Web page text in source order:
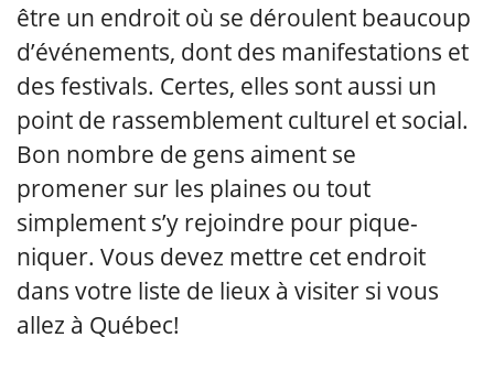
être un endroit où se déroulent beaucoup
d’événements, dont des manifestations et
des festivals. Certes, elles sont aussi un
point de rassemblement culturel et social.
Bon nombre de gens aiment se
promener sur les plaines ou tout
simplement s’y rejoindre pour pique-
niquer. Vous devez mettre cet endroit
dans votre liste de lieux à visiter si vous
allez à Québec!